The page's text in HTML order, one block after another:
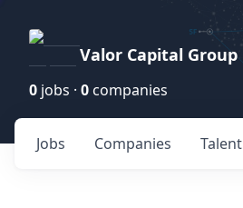
Valor Capital Group
0 jobs · 0 companies
Jobs Companies Talent